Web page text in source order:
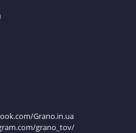
Grano.in.ua
grano_tov/